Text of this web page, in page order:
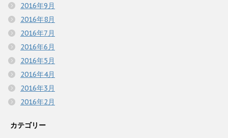
2016年9月
2016年8月
2016年7月
2016年6月
2016年5月
2016年4月
2016年3月
2016年2月
カテゴリー